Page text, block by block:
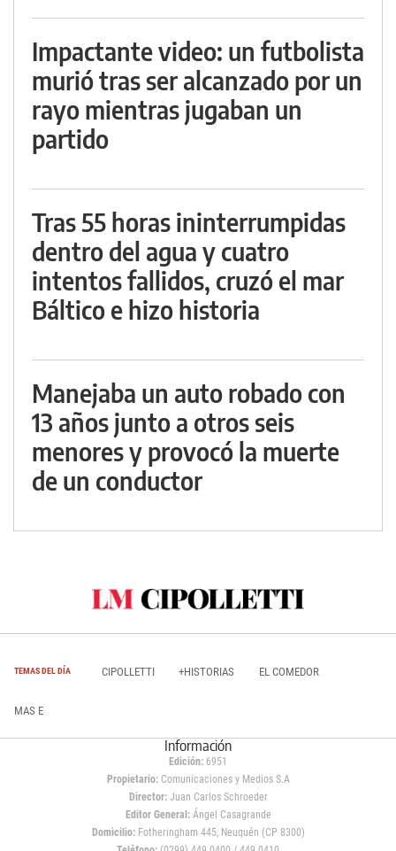
Impactante video: un futbolista
murió tras ser alcanzado por un
rayo mientras jugaban un
partido
Tras 55 horas ininterrumpidas
dentro del agua y cuatro
intentos fallidos, cruzó el mar
Báltico e hizo historia
Manejaba un auto robado con
13 años junto a otros seis
menores y provocó la muerte
de un conductor
TEMAS DEL DÍA CIPOLLETTI +HISTORIAS EL COMEDOR
MAS E
Información
Edición: 6951
Propietario:Comunicaciones y Medios S.A
Director: Juan Carlos Schroeder
Editor General:Ángel Casagrande
Domicilio:Fotheringham 445, Neuquén (CP 8300)